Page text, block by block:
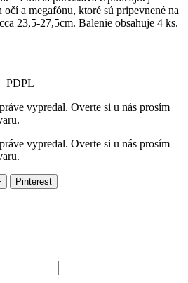
a megafónu, ktoré sú pripevnené na
23,5-27,5cm. Balenie obsahuje 4 ks.
vypredal. Overte si u nás prosím
vypredal. Overte si u nás prosím
Pinterest